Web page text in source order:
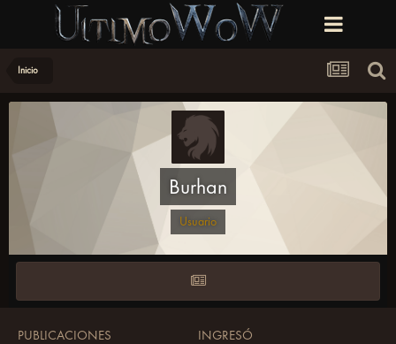
Inicio
Burhan
Usuario
PUBLICACIONES
INGRESÓ